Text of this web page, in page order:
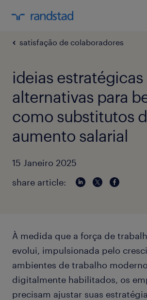
satisfação de colaboradores
ideias estratégicas
alternativas para
como substitutos
aumento salarial
15 Janeiro 2025
share article:
À medida que a força de
evolui, impulsionada pelo
ambientes de trabalho
digitalmente habilitados, os
precisam ajustar suas